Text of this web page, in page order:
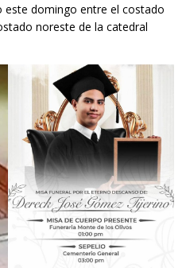
domingo entre el costado
noreste de la catedral